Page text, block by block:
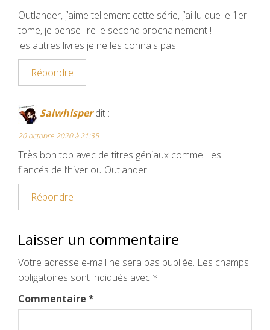
t
Outlander, j’aime tellement cette série, j’ai lu que le 1er
tome, je pense lire le second prochainement !
les autres livres je ne les connais pas
Répondre
Saiwhisper dit :
20 octobre 2020 à 21:35
Très bon top avec de titres géniaux comme Les
fiancés de l’hiver ou Outlander.
Répondre
Laisser un commentaire
Votre adresse e-mail ne sera pas publiée. Les champs
obligatoires sont indiqués avec *
Commentaire *